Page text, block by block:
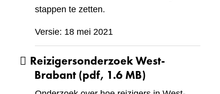
stappen te zetten.
Versie: 18 mei 2021
Reizigersonderzoek West-
Brabant(pdf, 1.6 MB)